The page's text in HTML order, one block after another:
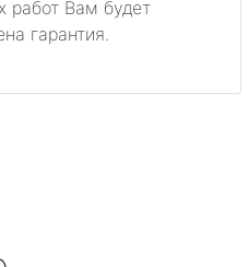
работ Вам будет
гарантия.